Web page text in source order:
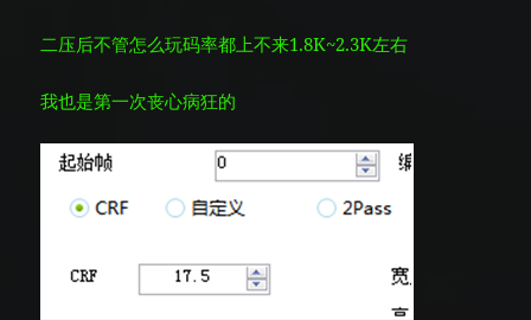
二压后不管怎么玩码率都上不来1.8K~2.3K左右
我也是第一次丧心病狂的